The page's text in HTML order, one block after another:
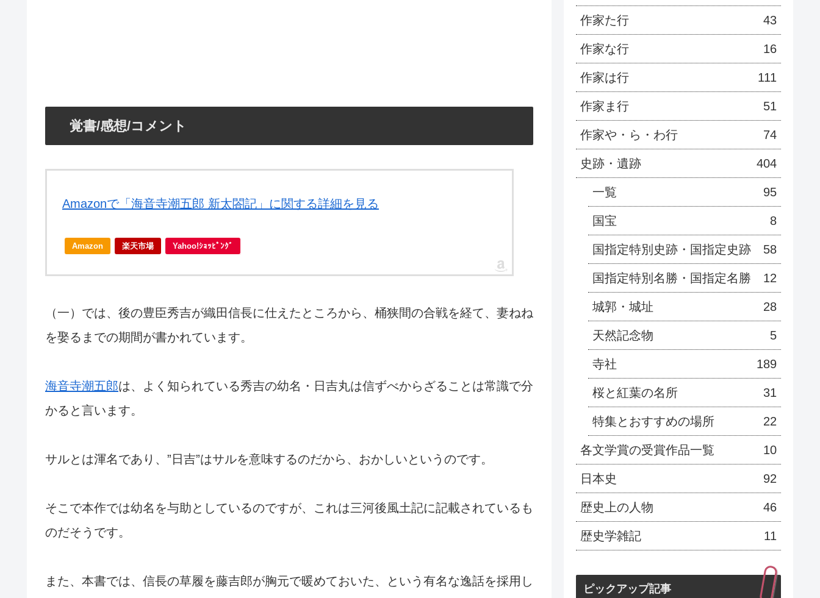
覚書/感想/コメント
Amazonで「海音寺潮五郎 新太閤記」に関する詳細を見る
Amazon 楽天市場 Yahoo!ｼｮｯﾋﾟﾝｸﾞ
（一）では、後の豊臣秀吉が織田信長に仕えたところから、桶狭間の合戦を経て、妻ねね
を娶るまでの期間が書かれています。
海音寺潮五郎は、よく知られている秀吉の幼名・日吉丸は信ずべからざることは常識で分
かると言います。
サルとは渾名であり、”日吉”はサルを意味するのだから、おかしいというのです。
そこで本作では幼名を与助としているのですが、これは三河後風土記に記載されているも
のだそうです。
また、本書では、信長の草履を藤吉郎が胸元で暖めておいた、という有名な逸話を採用し
作家た行 43
作家な行 16
作家は行 111
作家ま行 51
作家や・ら・わ行 74
史跡・遺跡 404
一覧 95
国宝 8
国指定特別史跡・国指定史跡 58
国指定特別名勝・国指定名勝 12
城郭・城址 28
天然記念物 5
寺社 189
桜と紅葉の名所 31
特集とおすすめの場所 22
各文学賞の受賞作品一覧 10
日本史 92
歴史上の人物 46
歴史学雑記 11
ピックアップ記事